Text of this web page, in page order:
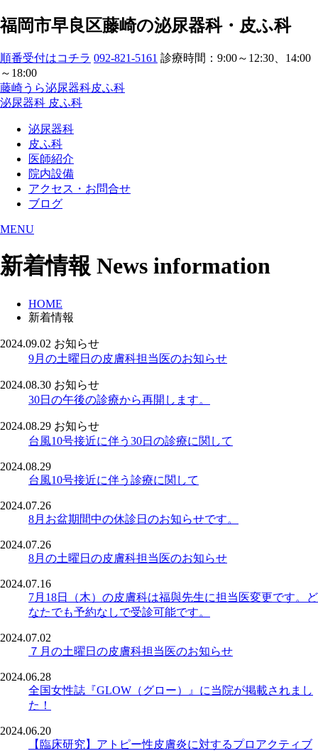
福岡市早良区藤崎の泌尿器科・皮ふ科
順番受付はコチラ 092-821-5161 診療時間：9:00～12:30、14:00
～18:00
藤崎うら泌尿器科皮ふ科
泌尿器科 皮ふ科
泌尿器科
皮ふ科
医師紹介
院内設備
アクセス・お問合せ
ブログ
MENU
新着情報 News information
HOME
新着情報
2024.09.02 お知らせ
9月の土曜日の皮膚科担当医のお知らせ
2024.08.30 お知らせ
30日の午後の診療から再開します。
2024.08.29 お知らせ
台風10号接近に伴う30日の診療に関して
2024.08.29
台風10号接近に伴う診療に関して
2024.07.26
8月お盆期間中の休診日のお知らせです。
2024.07.26
8月の土曜日の皮膚科担当医のお知らせ
2024.07.16
7月18日（木）の皮膚科は福與先生に担当医変更です。ど
なたでも予約なしで受診可能です。
2024.07.02
７月の土曜日の皮膚科担当医のお知らせ
2024.06.28
全国女性誌『GLOW（グロー）』に当院が掲載されまし
た！
2024.06.20
【臨床研究】アトピー性皮膚炎に対するプロアクティブ